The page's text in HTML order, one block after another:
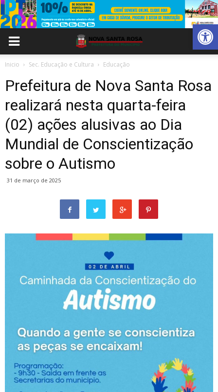
Abrir
Inicio Sec. Educação e Cultura Educação
Prefeitura de Nova Santa Rosa
realizará nesta quarta-feira
(02) ações alusivas ao Dia
Mundial de Conscientização
sobre o Autismo
31 de março de 2025